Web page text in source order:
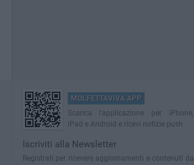
MOLFETTAVIVA APP
Scarica l'applicazione per iPhone,
iPad e Android e ricevi notizie push
Iscriviti alla Newsletter
Registrati per ricevere aggiornamenti e contenuti da